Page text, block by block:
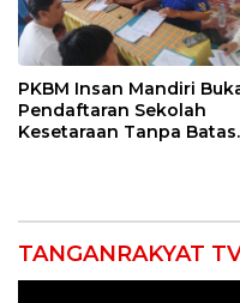
PKBM Insan Mandiri
Pendaftaran Sekolah
Kesetaraan Tanpa Batas
TANGANRAKYAT